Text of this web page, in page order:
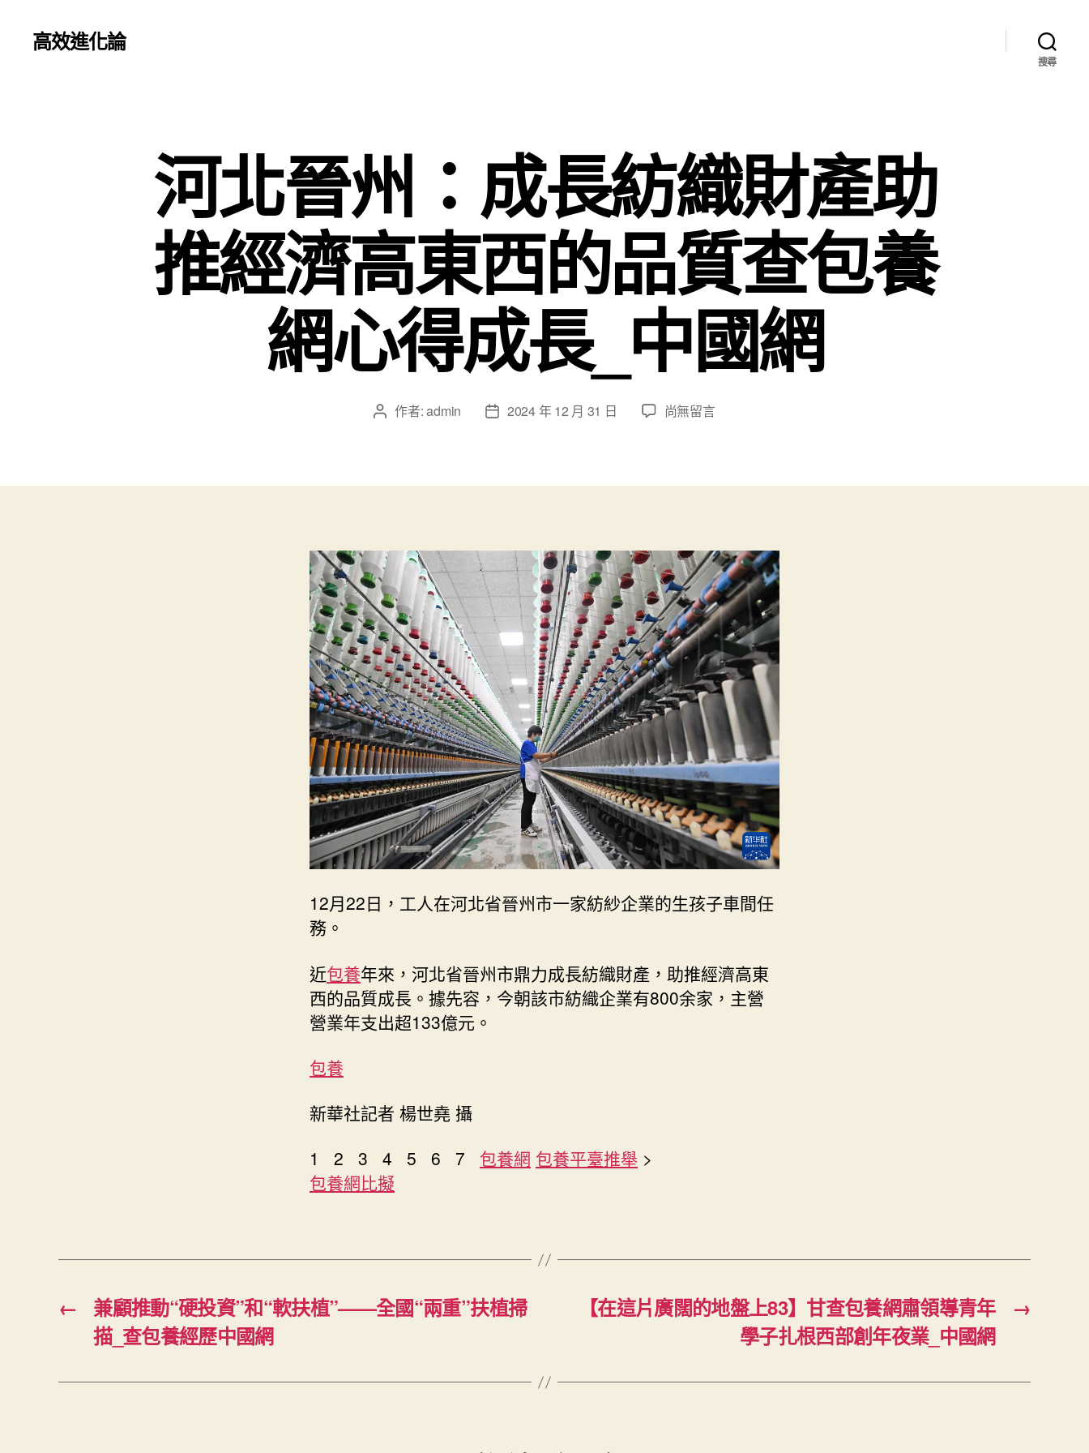
高效進化論
搜尋
河北晉州：成長紡織財產助
推經濟高東西的品質查包養
網心得成長_中國網
文 作者:admin
文
日
2024 年 12 月 31 日
在
州：
紡
織
財
產
助
推
經
濟
高
東
西
的
品
質
查
包
養
心
得
_
中
尚無留言
12月22日，工人在河北省晉州市一家紡紗企業的生孩子車間任
務。
近包養年來，河北省晉州市鼎力成長紡織財產，助推經濟高東
西的品質成長。據先容，今朝該市紡織企業有800余家，主營
營業年支出超133億元。
包養
新華社記者 楊世堯 攝
1 2 3 4 5 6 7 包養網 包養平臺推舉 >
包養網比擬
←
兼顧推動“硬投資”和“軟扶植”——全國“兩重”扶植掃
描_查包養經歷中國網
→
【在這片廣闊的地盤上83】甘查包養網肅領導青年
學子扎根西部創年夜業_中國網